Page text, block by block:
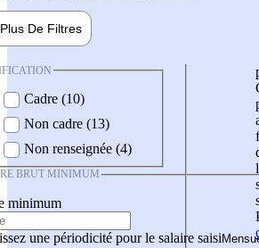
Plus De Filtres
Cadre (10)
Non cadre (13)
Non renseignée (4)
BRUT MINIMUM
minimum
une périodicité pour le salaire saisi